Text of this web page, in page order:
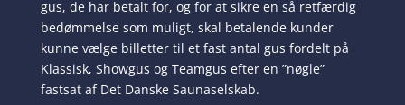
gus, de har betalt for, og for at sikre en så retfærdig
bedømmelse som muligt, skal betalende kunder
kunne vælge billetter til et fast antal gus fordelt på
Klassisk, Showgus og Teamgus efter en ”nøgle”
fastsat af Det Danske Saunaselskab.